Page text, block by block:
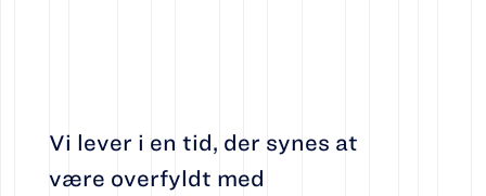
Vi lever i en tid, der synes at
være overfyldt med